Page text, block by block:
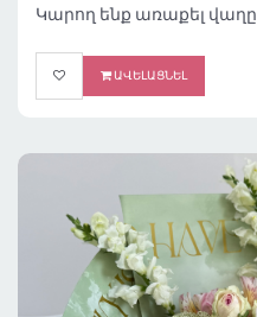
Կարող ենք առաքել վաղը
ԱՎԵԼԱՑՆԵԼ